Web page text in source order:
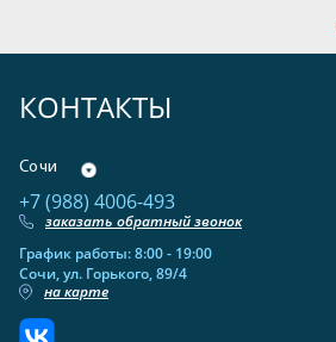
КОНТАКТЫ
Сочи
+7 (988) 4006-493
заказать обратный звонок
График работы: 8:00 - 19:00
Сочи, ул. Горького, 89/4
на карте